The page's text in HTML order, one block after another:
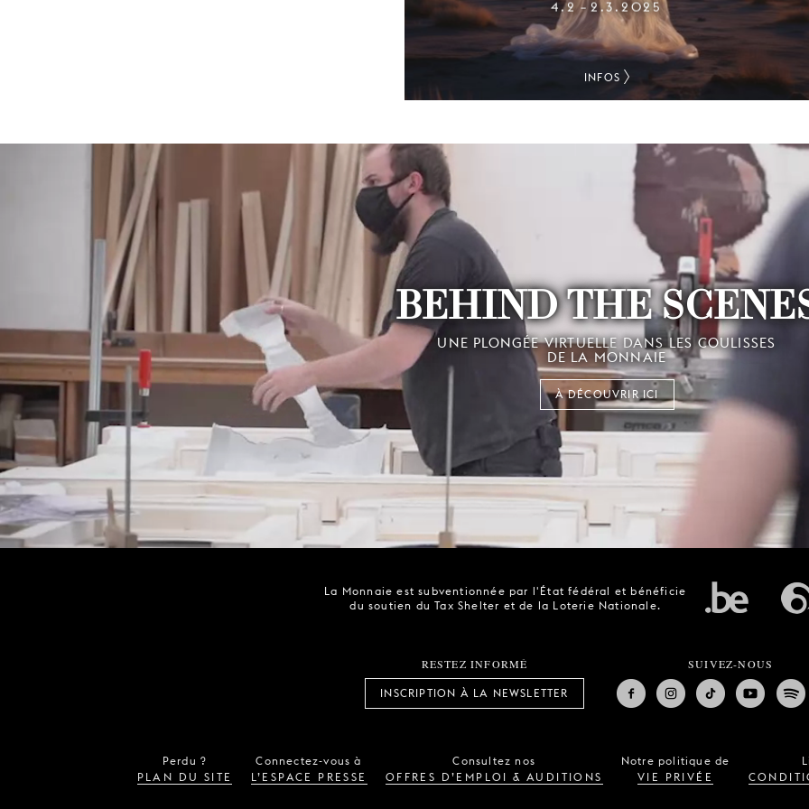
4.2 – 2.3.2025
INFOS
BEHIND THE
UNE PLONGÉE VIRTUELLE DANS LES COULISSES
DE LA MONNAIE
À DÉCOUVRIR ICI
La Monnaie est subventionnée par l'État fédéral et bénéficie
du soutien du Tax Shelter et de la Loterie Nationale.
RESTEZ INFORMÉ
INSCRIPTION À LA NEWSLETTER
SUIVEZ-NOUS
Perdu ?
PLAN DU SITE
Connectez-vous à
L’ESPACE PRESSE
Consultez nos
OFFRES D’EMPLOI & AUDITIONS
Notre politique de
VIE PRIVÉE